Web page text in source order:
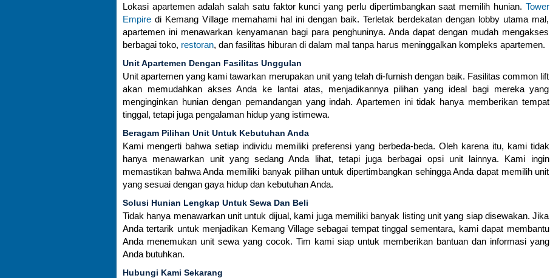
Lokasi apartemen adalah salah satu faktor kunci yang perlu dipertimbangkan saat memilih hunian. Tower
Empire di Kemang Village memahami hal ini dengan baik. Terletak berdekatan dengan lobby utama mal,
apartemen ini menawarkan kenyamanan bagi para penghuninya. Anda dapat dengan mudah mengakses
berbagai toko, restoran, dan fasilitas hiburan di dalam mal tanpa harus meninggalkan kompleks apartemen.
Unit Apartemen Dengan Fasilitas Unggulan
Unit apartemen yang kami tawarkan merupakan unit yang telah di-furnish dengan baik. Fasilitas common lift
akan memudahkan akses Anda ke lantai atas, menjadikannya pilihan yang ideal bagi mereka yang
menginginkan hunian dengan pemandangan yang indah. Apartemen ini tidak hanya memberikan tempat
tinggal, tetapi juga pengalaman hidup yang istimewa.
Beragam Pilihan Unit Untuk Kebutuhan Anda
Kami mengerti bahwa setiap individu memiliki preferensi yang berbeda-beda. Oleh karena itu, kami tidak
hanya menawarkan unit yang sedang Anda lihat, tetapi juga berbagai opsi unit lainnya. Kami ingin
memastikan bahwa Anda memiliki banyak pilihan untuk dipertimbangkan sehingga Anda dapat memilih unit
yang sesuai dengan gaya hidup dan kebutuhan Anda.
Solusi Hunian Lengkap Untuk Sewa Dan Beli
Tidak hanya menawarkan unit untuk dijual, kami juga memiliki banyak listing unit yang siap disewakan. Jika
Anda tertarik untuk menjadikan Kemang Village sebagai tempat tinggal sementara, kami dapat membantu
Anda menemukan unit sewa yang cocok. Tim kami siap untuk memberikan bantuan dan informasi yang
Anda butuhkan.
Hubungi Kami Sekarang